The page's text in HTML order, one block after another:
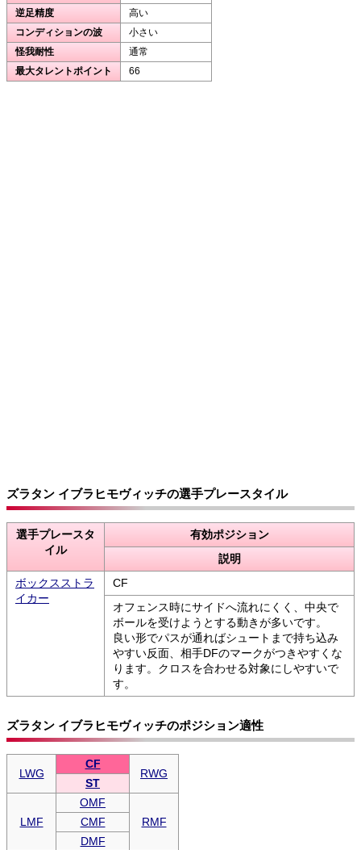
逆足精度
高い
コンディションの波
小さい
怪我耐性
通常
最大タレントポイント
66
ズラタン イブラヒモヴィッチの選手プレースタイル
選手プレースタ
イル
有効ポジション
説明
ボックスストラ
イカー
CF
オフェンス時にサイドへ流れにくく、中央で
ボールを受けようとする動きが多いです。
良い形でパスが通ればシュートまで持ち込み
やすい反面、相手DFのマークがつきやすくな
ります。クロスを合わせる対象にしやすいで
す。
ズラタン イブラヒモヴィッチのポジション適性
LWG
CF
RWG
ST
LMF
OMF
RMF
CMF
DMF